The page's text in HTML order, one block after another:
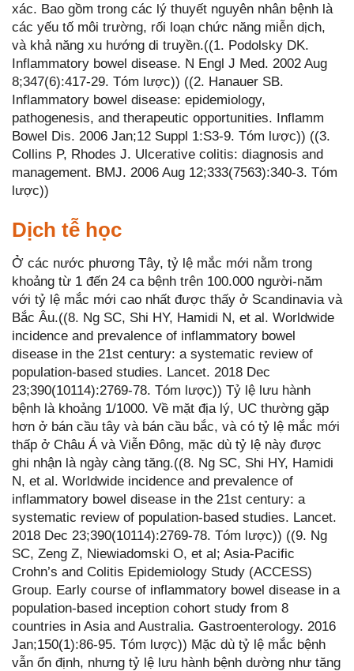
xác. Bao gồm trong các lý thuyết nguyên nhân bệnh là
các yếu tố môi trường, rối loạn chức năng miễn dịch,
và khả năng xu hướng di truyền.((1. Podolsky DK.
Inflammatory bowel disease. N Engl J Med. 2002 Aug
8;347(6):417-29. Tóm lược)) ((2. Hanauer SB.
Inflammatory bowel disease: epidemiology,
pathogenesis, and therapeutic opportunities. Inflamm
Bowel Dis. 2006 Jan;12 Suppl 1:S3-9. Tóm lược)) ((3.
Collins P, Rhodes J. Ulcerative colitis: diagnosis and
management. BMJ. 2006 Aug 12;333(7563):340-3. Tóm
lược))
Dịch tễ học
Ở các nước phương Tây, tỷ lệ mắc mới nằm trong
khoảng từ 1 đến 24 ca bệnh trên 100.000 người-năm
với tỷ lệ mắc mới cao nhất được thấy ở Scandinavia và
Bắc Âu.((8. Ng SC, Shi HY, Hamidi N, et al. Worldwide
incidence and prevalence of inflammatory bowel
disease in the 21st century: a systematic review of
population-based studies. Lancet. 2018 Dec
23;390(10114):2769-78. Tóm lược)) Tỷ lệ lưu hành
bệnh là khoảng 1/1000. Về mặt địa lý, UC thường gặp
hơn ở bán cầu tây và bán cầu bắc, và có tỷ lệ mắc mới
thấp ở Châu Á và Viễn Đông, mặc dù tỷ lệ này được
ghi nhận là ngày càng tăng.((8. Ng SC, Shi HY, Hamidi
N, et al. Worldwide incidence and prevalence of
inflammatory bowel disease in the 21st century: a
systematic review of population-based studies. Lancet.
2018 Dec 23;390(10114):2769-78. Tóm lược)) ((9. Ng
SC, Zeng Z, Niewiadomski O, et al; Asia-Pacific
Crohn’s and Colitis Epidemiology Study (ACCESS)
Group. Early course of inflammatory bowel disease in a
population-based inception cohort study from 8
countries in Asia and Australia. Gastroenterology. 2016
Jan;150(1):86-95. Tóm lược)) Mặc dù tỷ lệ mắc bệnh
vẫn ổn định, nhưng tỷ lệ lưu hành bệnh dường như tăng